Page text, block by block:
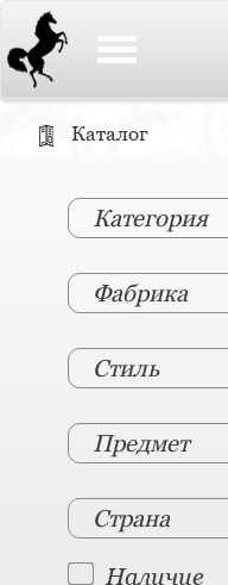
Каталог
Категория
Фабрика
Стиль
Предмет
Страна
Наличие